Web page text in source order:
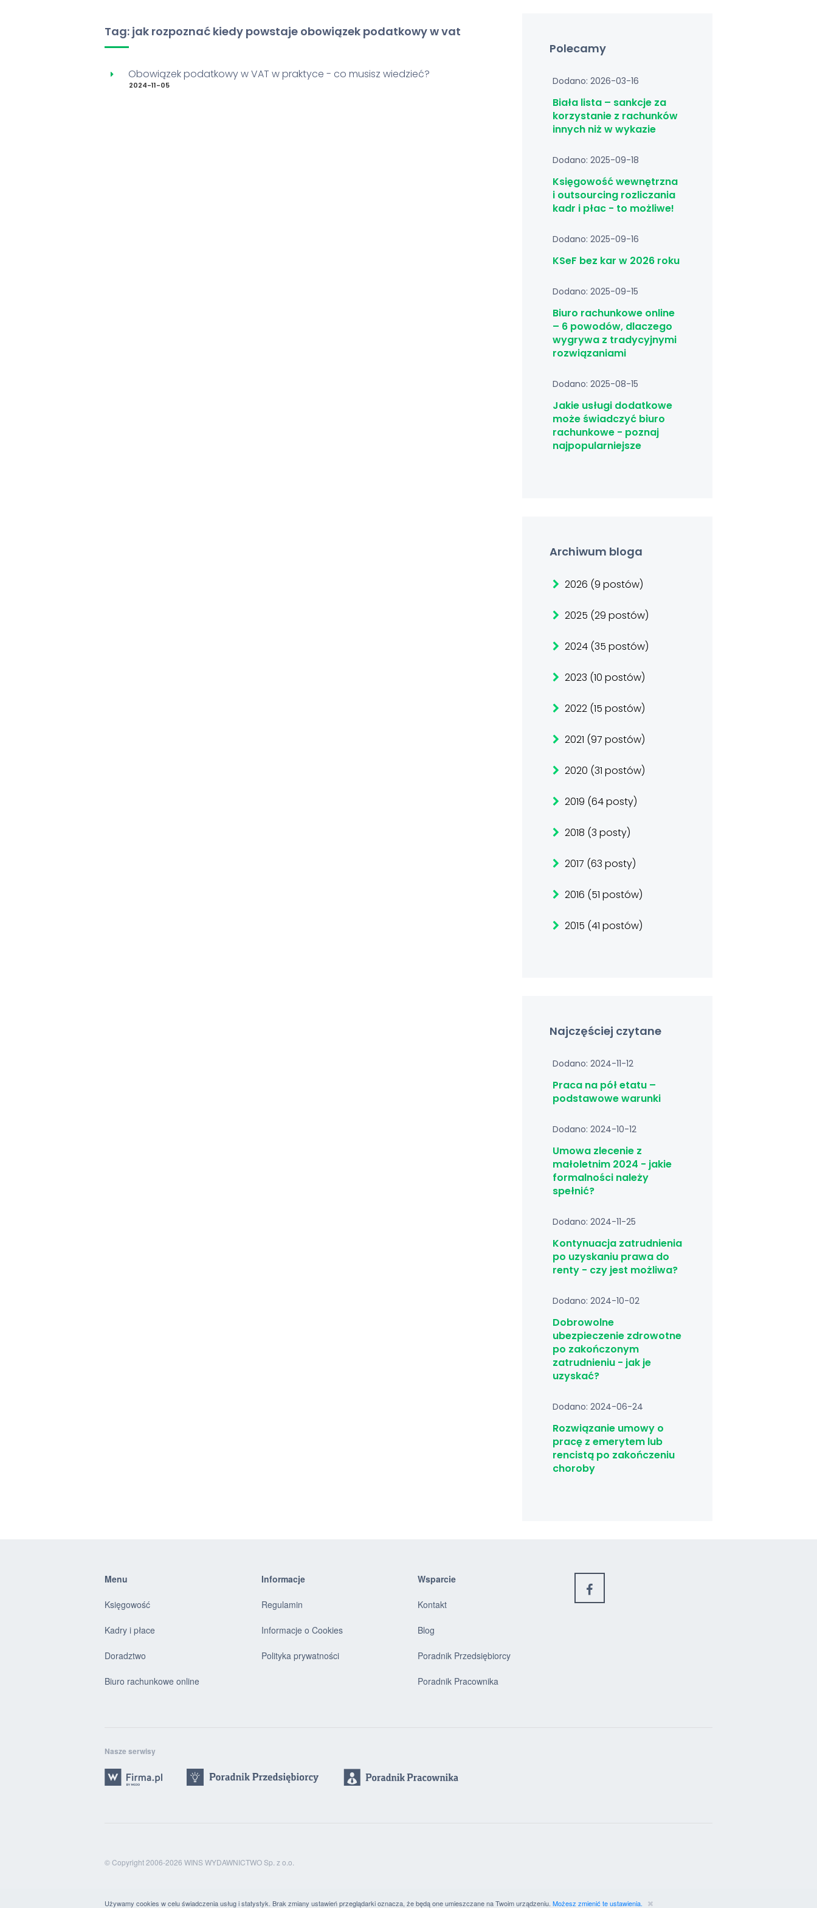
Tag: jak rozpoznać kiedy powstaje obowiązek podatkowy w vat
Obowiązek podatkowy w VAT w praktyce - co musisz wiedzieć?
2024-11-05
Polecamy
Dodano: 2026-03-16
Biała lista – sankcje za
korzystanie z rachunków
innych niż w wykazie
Dodano: 2025-09-18
Księgowość wewnętrzna
i outsourcing rozliczania
kadr i płac - to możliwe!
Dodano: 2025-09-16
KSeF bez kar w 2026 roku
Dodano: 2025-09-15
Biuro rachunkowe online
– 6 powodów, dlaczego
wygrywa z tradycyjnymi
rozwiązaniami
Dodano: 2025-08-15
Jakie usługi dodatkowe
może świadczyć biuro
rachunkowe - poznaj
najpopularniejsze
Archiwum bloga
2026 (9 postów)
2025 (29 postów)
2024 (35 postów)
2023 (10 postów)
2022 (15 postów)
2021 (97 postów)
2020 (31 postów)
2019 (64 posty)
2018 (3 posty)
2017 (63 posty)
2016 (51 postów)
2015 (41 postów)
Najczęściej czytane
Dodano: 2024-11-12
Praca na pół etatu –
podstawowe warunki
Dodano: 2024-10-12
Umowa zlecenie z
małoletnim 2024 - jakie
formalności należy
spełnić?
Dodano: 2024-11-25
Kontynuacja zatrudnienia
po uzyskaniu prawa do
renty - czy jest możliwa?
Dodano: 2024-10-02
Dobrowolne
ubezpieczenie zdrowotne
po zakończonym
zatrudnieniu - jak je
uzyskać?
Dodano: 2024-06-24
Rozwiązanie umowy o
pracę z emerytem lub
rencistą po zakończeniu
choroby
Menu
Księgowość
Kadry i płace
Doradztwo
Biuro rachunkowe online
Informacje
Regulamin
Informacje o Cookies
Polityka prywatności
Wsparcie
Kontakt
Blog
Poradnik Przedsiębiorcy
Poradnik Pracownika
Nasze serwisy
© Copyright 2006-2026 WINS WYDAWNICTWO Sp. z o.o.
Używamy cookies w celu świadczenia usług i statystyk. Brak zmiany ustawień przeglądarki oznacza, że będą one umieszczane na Twoim urządzeniu. Możesz zmienić te ustawienia.